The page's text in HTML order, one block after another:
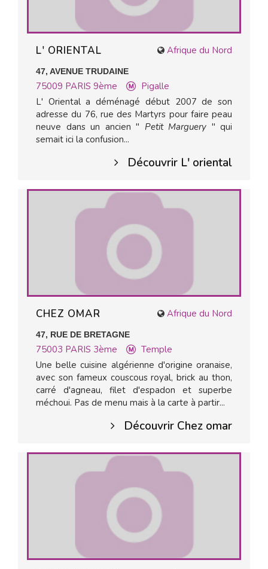
Afrique du Nord
L' ORIENTAL
47, AVENUE TRUDAINE
75009 PARIS 9ème
Pigalle
L' Oriental a déménagé début 2007 de son
adresse du 76, rue des Martyrs pour faire peau
neuve dans un ancien " Petit Marguery " qui
semait ici la confusion...
Découvrir L' oriental
Afrique du Nord
CHEZ OMAR
47, RUE DE BRETAGNE
75003 PARIS 3ème
Temple
Une belle cuisine algérienne d'origine oranaise,
avec son fameux couscous royal, brick au thon,
carré d'agneau, filet d'espadon et superbe
méchoui. Pas de menu mais à la carte à partir...
Découvrir Chez omar